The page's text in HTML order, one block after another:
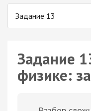
Задание 13
Задание
физике: